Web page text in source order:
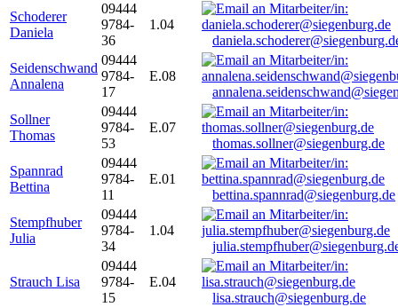
Schoderer
Daniela
09444
9784-
36
1.04
Seidenschwand
Annalena
09444
9784-
17
E.08
Sollner
Thomas
09444
9784-
53
E.07
thomas.sollner@siegenburg.de
Spannrad
Bettina
09444
9784-
11
E.01
bettina.spannrad@siegenburg.de
Stempfhuber
Julia
09444
9784-
34
1.04
Strauch Lisa
09444
9784-
15
E.04
lisa.strauch@siegenburg.de